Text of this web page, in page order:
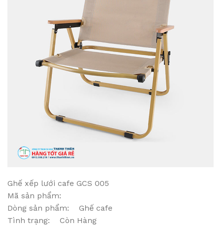
Ghế xếp lưới cafe GCS 005
Mã sản phẩm:
Dòng sản phẩm: Ghế cafe
Tình trạng: Còn Hàng